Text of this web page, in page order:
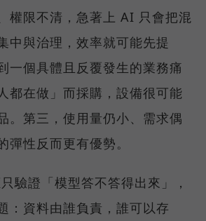
權限不清，急著上 AI 只會把混
中與治理，效率就可能先提
一個具體且反覆發生的業務痛
都在做」而採購，設備很可能
。第三，使用量仍小、需求偶
彈性反而更有優勢。
驗證「模型答不答得出來」，
：資料由誰負責，誰可以存